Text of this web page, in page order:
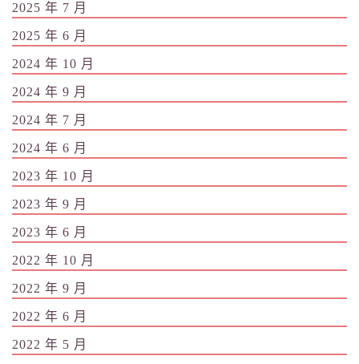
2025 年 7 月
2025 年 6 月
2024 年 10 月
2024 年 9 月
2024 年 7 月
2024 年 6 月
2023 年 10 月
2023 年 9 月
2023 年 6 月
2022 年 10 月
2022 年 9 月
2022 年 6 月
2022 年 5 月